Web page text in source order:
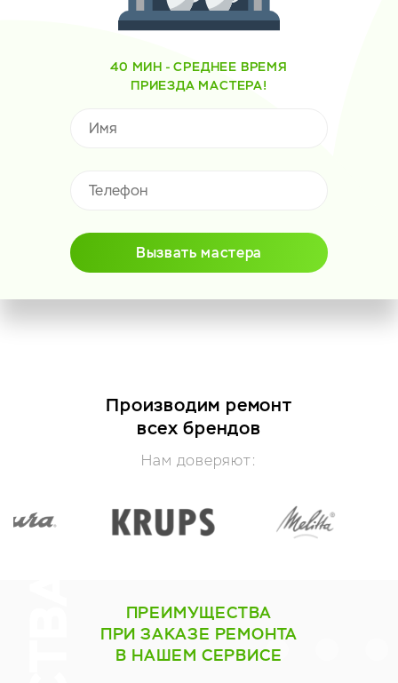
40 МИН - СРЕДНЕЕ ВРЕМЯ
ПРИЕЗДА МАСТЕРА!
Вызвать мастера
Производим ремонт
всех брендов
Нам доверяют:
ПРЕИМУЩЕСТВА
ПРИ ЗАКАЗЕ РЕМОНТА
В НАШЕМ СЕРВИСЕ